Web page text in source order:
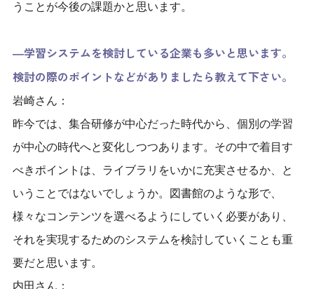
うことが今後の課題かと思います。
―学習システムを検討している企業も多いと思います。
検討の際のポイントなどがありましたら教えて下さい。
岩崎さん：
昨今では、集合研修が中心だった時代から、個別の学習
が中心の時代へと変化しつつあります。その中で着目す
べきポイントは、ライブラリをいかに充実させるか、と
いうことではないでしょうか。図書館のような形で、
様々なコンテンツを選べるようにしていく必要があり、
それを実現するためのシステムを検討していくことも重
要だと思います。
内田さん：